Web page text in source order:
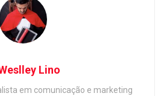
Lino
em comunicação e marketing